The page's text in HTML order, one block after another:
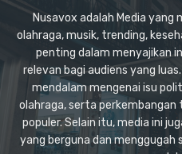
Nusavox adalah Media
olahraga, musik, trending,
penting dalam menyajikan
relevan bagi audiens yang
mendalam mengenai isu
olahraga, serta perkembangan
populer. Selain itu, media ini
yang berguna dan menggugah